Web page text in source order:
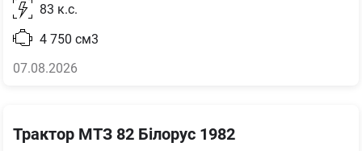
83 к.с.
4 750 см3
07.08.2026
Трактор МТЗ 82 Білорус 1982